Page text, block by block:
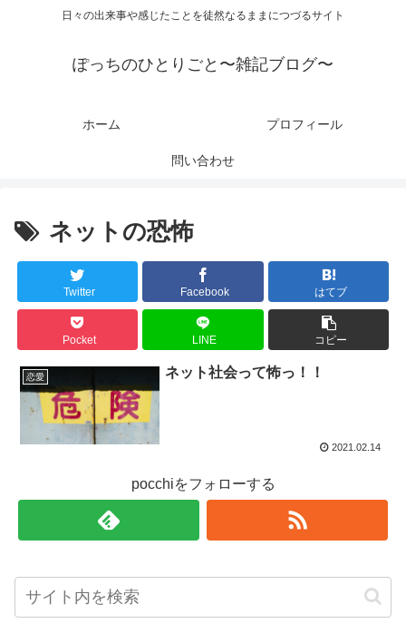
日々の出来事や感じたことを徒然なるままにつづるサイト
ぽっちのひとりごと〜雑記ブログ〜
ホーム プロフィール
問い合わせ
ネットの恐怖
Twitter Facebook はてブ
Pocket LINE コピー
恋愛 ネット社会って怖っ！！
2021.02.14
pocchiをフォローする